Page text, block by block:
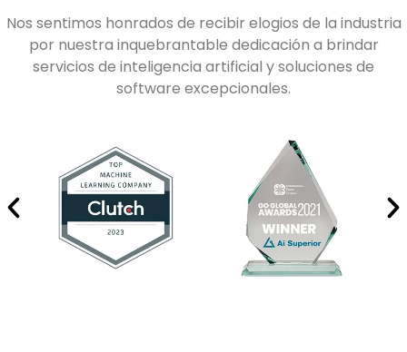
Nos sentimos honrados de recibir elogios de la industria
por nuestra inquebrantable dedicación a brindar
servicios de inteligencia artificial y soluciones de
software excepcionales.